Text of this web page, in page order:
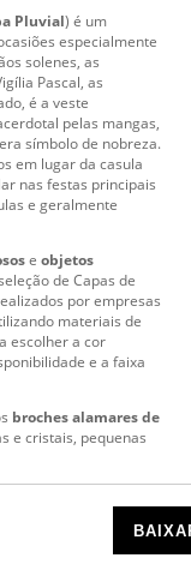
Pluvial) é um
especialmente
solenes, as
Pascal, as
é a veste
pelas mangas,
símbolo de nobreza.
em lugar da casula
nas festas principais
e geralmente
e objetos
de Capas de
por empresas
materiais de
escolher a cor
e a faixa
broches alamares de
e cristais, pequenas
Capas de Asperges,
contactar-nos por e-